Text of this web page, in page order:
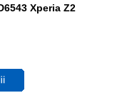
Xperia Z2